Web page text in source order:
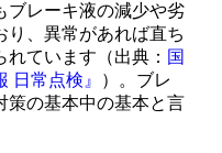
ブレーキ液の減少や劣
り、異常があれば直ち
ています（出典： 国
日常点検』 ）。ブレ
策の基本中の基本と言